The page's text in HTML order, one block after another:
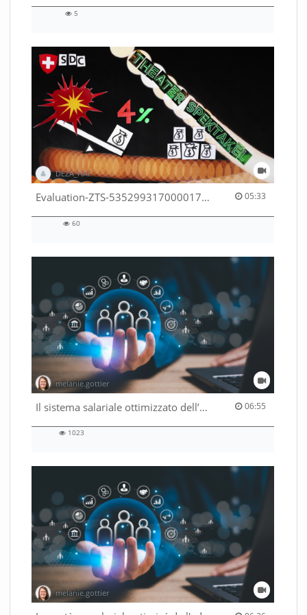
5
DEZA_HAF
Evaluation-ZTS-53529931700001791 05:33
05:33 duration
60
melanie.gottier
Il sistema salariale ottimizzato dell’Amministrazione federale 06:55
06:55 duration
1023
melanie.gottier